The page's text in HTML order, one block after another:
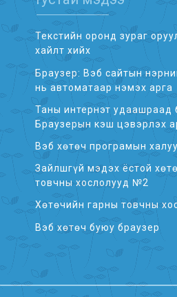
Текстийн оронд зураг
хайлт хийх
Браузер: Вэб сайтын
нь автоматаар нэмэх арга
Таны интернэт удаашраад
Браузерын кэш цэвэрлэх
Вэб хөтөч програмын
Зайлшгүй мэдэх ёстой
товчны хослолууд №2
Хөтөчийн гарны товчны
Вэб хөтөч буюу браузер